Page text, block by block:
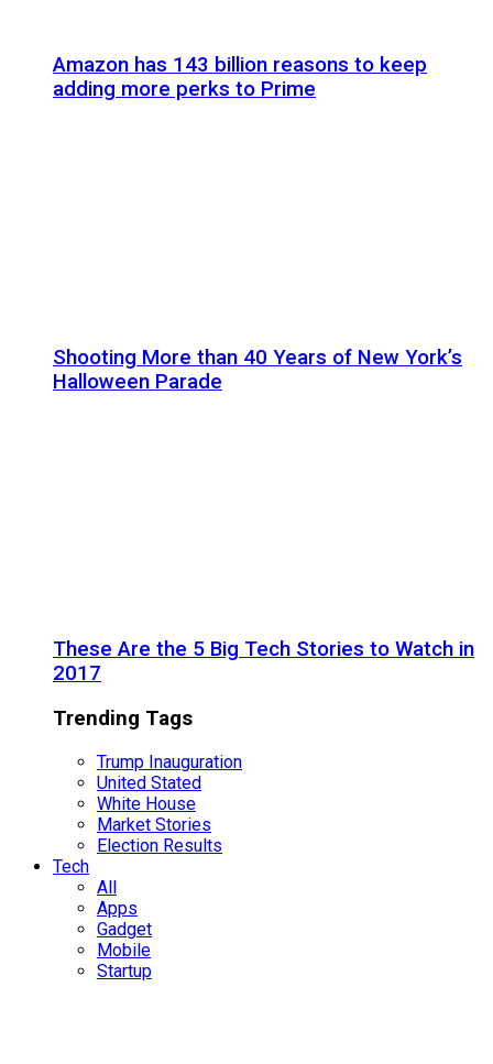
Amazon has 143 billion reasons to keep
adding more perks to Prime
Shooting More than 40 Years of New York’s
Halloween Parade
These Are the 5 Big Tech Stories to Watch in
2017
Trending Tags
Trump Inauguration
United Stated
White House
Market Stories
Election Results
Tech
All
Apps
Gadget
Mobile
Startup